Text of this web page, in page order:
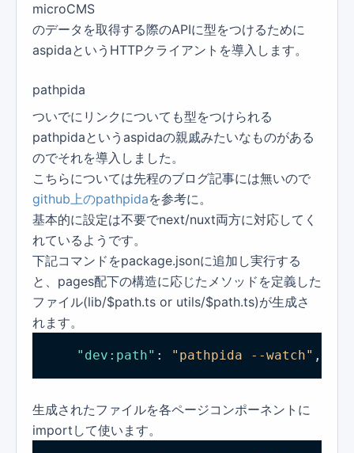
microCMS
のデータを取得する際のAPIに型をつけるために
aspidaというHTTPクライアントを導入します。
pathpida
ついでにリンクについても型をつけられる
pathpidaというaspidaの親戚みたいなものがある
のでそれを導入しました。
こちらについては先程のブログ記事には無いので
github上のpathpidaを参考に。
基本的に設定は不要でnext/nuxt両方に対応してく
れているようです。
下記コマンドをpackage.jsonに追加し実行する
と、pages配下の構造に応じたメソッドを定義した
ファイル(lib/$path.ts or utils/$path.ts)が生成さ
れます。
"dev:path" : "pathpida --watch" ,
生成されたファイルを各ページコンポーネントに
importして使います。